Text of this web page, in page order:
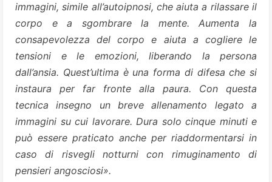
immagini, simile all’autoipnosi, che aiuta a rilassare il
corpo e a sgombrare la mente. Aumenta la
consapevolezza del corpo e aiuta a cogliere le
tensioni e le emozioni, liberando la persona
dall’ansia. Quest’ultima è una forma di difesa che si
instaura per far fronte alla paura. Con questa
tecnica insegno un breve allenamento legato a
immagini su cui lavorare. Dura solo cinque minuti e
può essere praticato anche per riaddormentarsi in
caso di risvegli notturni con rimuginamento di
pensieri angosciosi».